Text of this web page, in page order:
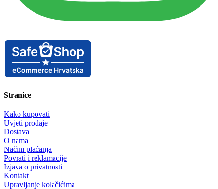
Stranice
Kako kupovati
Uvjeti prodaje
Dostava
O nama
Načini plaćanja
Povrati i reklamacije
Izjava o privatnosti
Kontakt
Upravljanje kolačićima